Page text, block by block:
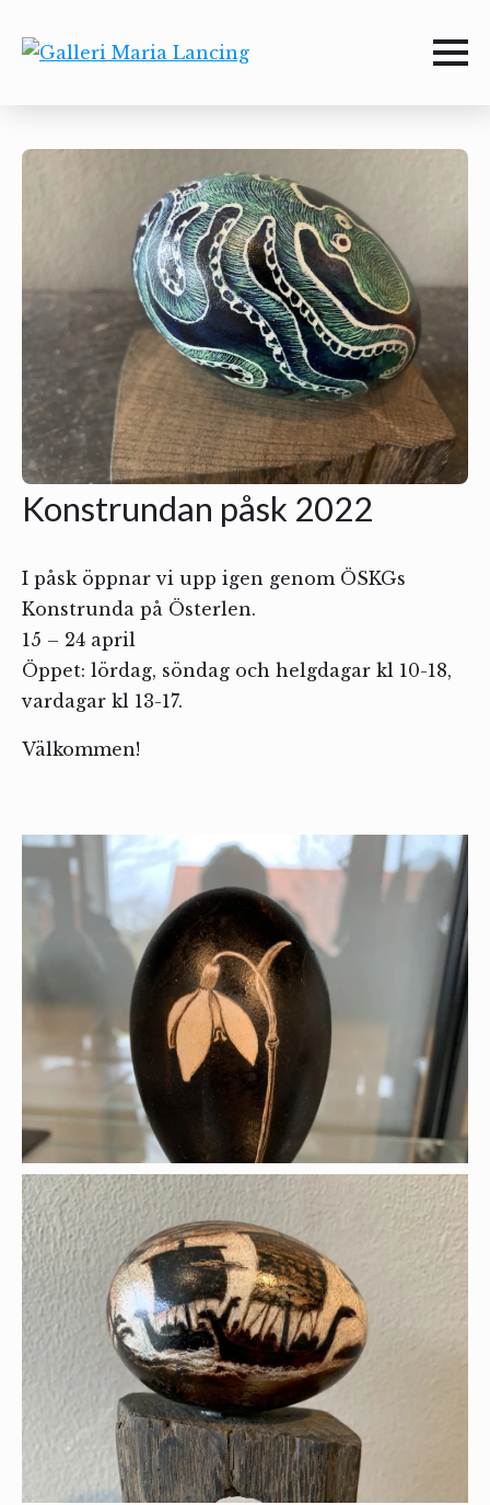
Konstrundan påsk 2022
I påsk öppnar vi upp igen genom ÖSKGs
Konstrunda på Österlen.
15 – 24 april
Öppet: lördag, söndag och helgdagar kl 10-18,
vardagar kl 13-17.
Välkommen!